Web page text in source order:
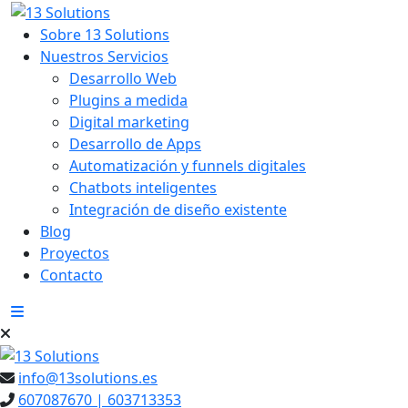
content
Sobre 13 Solutions
Nuestros Servicios
Desarrollo Web
Plugins a medida
Digital marketing
Desarrollo de Apps
Automatización y funnels digitales
Chatbots inteligentes
Integración de diseño existente
Blog
Proyectos
Contacto
info@13solutions.es
607087670 | 603713353